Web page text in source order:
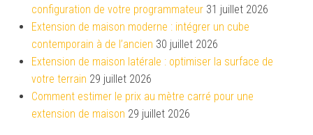
configuration de votre programmateur 31 juillet 2026
Extension de maison moderne : intégrer un cube
contemporain à de l’ancien 30 juillet 2026
Extension de maison latérale : optimiser la surface de
votre terrain 29 juillet 2026
Comment estimer le prix au mètre carré pour une
extension de maison 29 juillet 2026